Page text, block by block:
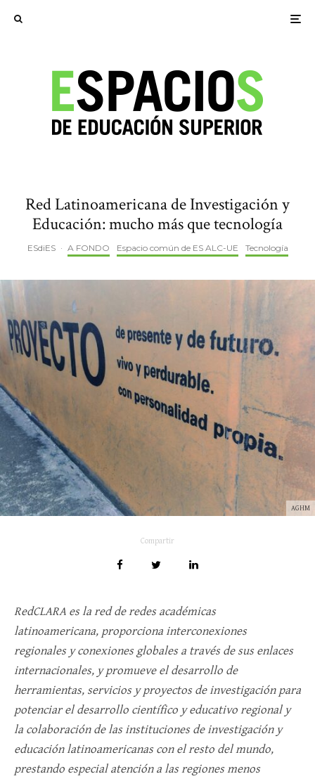
Red Latinoamericana de Investigación y
Educación: mucho más que tecnología
ESdiES · A FONDO Espacio común de ES ALC-UE Tecnología
AGHM
Compartir
RedCLARA es la red de redes académicas
latinoamericana, proporciona interconexiones
regionales y conexiones globales a través de sus enlaces
internacionales, y promueve el desarrollo de
herramientas, servicios y proyectos de investigación para
potenciar el desarrollo científico y educativo regional y
la colaboración de las instituciones de investigación y
educación latinoamericanas con el resto del mundo,
prestando especial atención a las regiones menos